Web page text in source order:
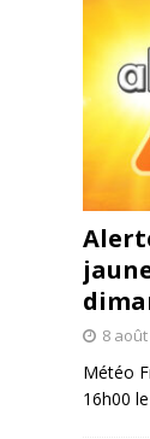
8
Météo
16h00